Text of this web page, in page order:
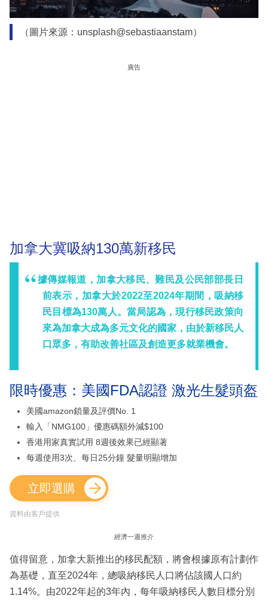
（圖片來源：unsplash@sebastiaanstam）
廣告
加拿大冀吸納130萬新移民
據傳媒報道，加拿大移民、難民及公民部部長日
前表示，加拿大於2022至2024年期間，吸納移
民目標為130萬人。當局認為，現行移民政策向
來為加拿大成為多元文化的國家，由於新移民人
口眾多，有助改善社區及創造更多就業機會。
限時優惠：美國FDA認證 激光生髮頭盔
美國amazon鎖量及評價No. 1
輸入「NMG100」優惠碼額外減$100
香港用家真實試用 8週後效果已經顯著
每週使用3次、每日25分鐘 髮量明顯增加
立即選購
資料由客戶提供
經濟一週推介
值得留意，加拿大新推出的移民配額，將會根據原有計劃作
為基礎，直至2024年，總吸納移民人口將佔該國人口約
1.14%。由2022年起的3年內，每年吸納移民人數目標分別